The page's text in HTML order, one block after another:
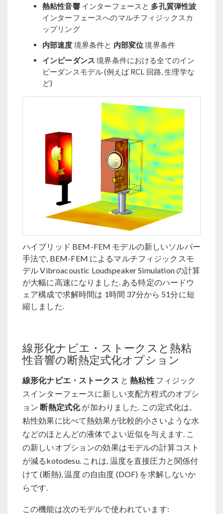
熱粘性音響インターフェースと 多孔質弾性波
インターフェースへのマルチフィジックスカ
ップリング
内部速度 境界条件と 内部変位境界条件
インピーダンス 境界条件における全てのイン
ピーダンスモデル (例えば RCL 回路, 生理学な
ど)
ハイブリッド BEM-FEM モデルの新しいソルバー
手法で, BEM-FEM によるマルチフィジックスモ
デル Vibroacoustic Loudspeaker Simulation の計算
が大幅に高速になりました. ある特定のハードウ
ェア構成で求解時間は 1時間 37分から 51分に短
縮しました.
線形化ナビエ・ストークスと熱粘
性音響の断熱定式化オプション
線形化ナビエ・ストークス と熱粘性フィジック
スインターフェースに新しい支配方程式のオプシ
ョン断熱定式化が加わりました. この定式化は,
粘性効果に比べて熱効果が比較的小さいような水
などのほとんどの液体でよい近似を与えます. こ
の新しいオプションの効果はモデルの計算コスト
が減るkotodesu. これは, 温度を直接圧力と関係付
けて (断熱), 温度 の自由度 (DOF) を求解しないか
らです.
この機能は次のモデルで使われています: